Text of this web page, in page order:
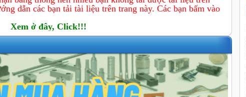
dẫn các bạn tải tài liệu trên trang này. Các bạn bấm vào
Xem ở đây, Click!!!